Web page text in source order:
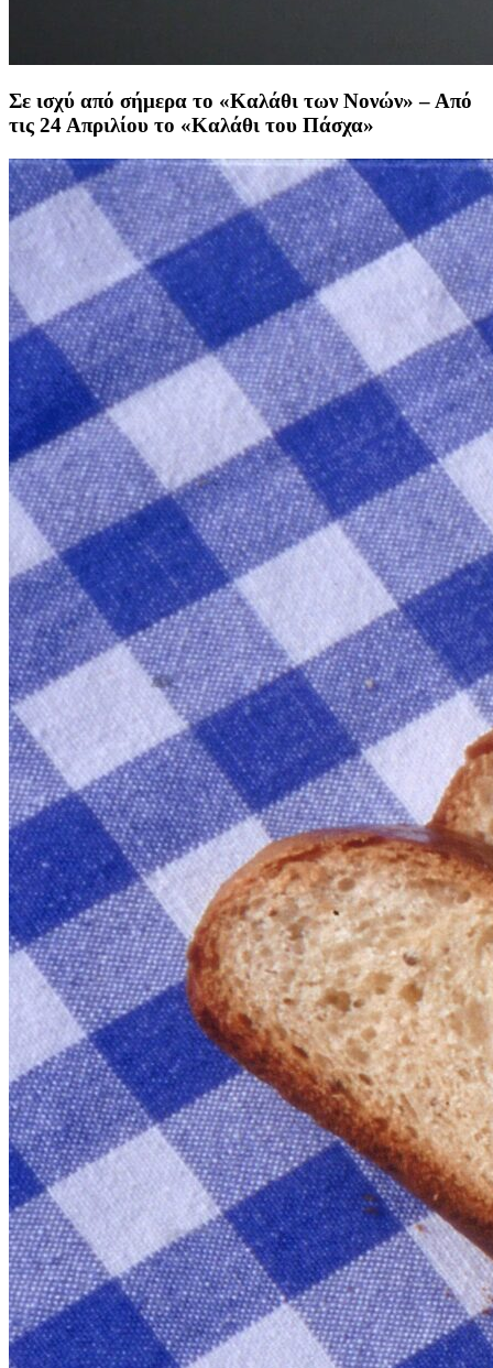
Σε ισχύ από σήμερα το «Καλάθι των Νονών» – Από
τις 24 Απριλίου το «Καλάθι του Πάσχα»